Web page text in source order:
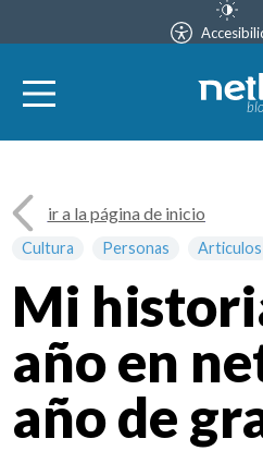
Cultura Personas Articulos
ir a la página de inicio
Mi
año en
año de